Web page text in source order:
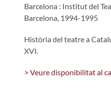
Barcelona : Institut del
Barcelona, 1994-1995
Història del teatre a
XVI.
> Veure disponibilitat al